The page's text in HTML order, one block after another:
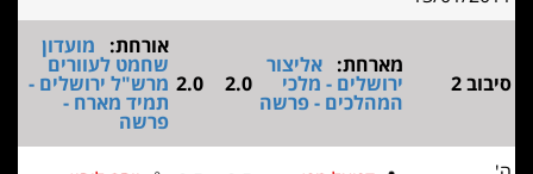
אליצור
ירושלים - מלכי
המהלכים - פרשה
2.0
2.0
שחמט לעוורים
מרש"ל ירושלים -
תמיד מארח -